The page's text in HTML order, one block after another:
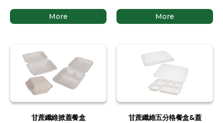
More More
甘蔗纖維掀蓋餐盒 甘蔗纖維五分格餐盒&蓋